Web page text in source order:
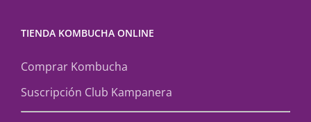
TIENDA KOMBUCHA ONLINE
Comprar Kombucha
Suscripción Club Kampanera